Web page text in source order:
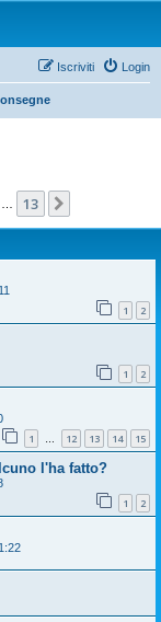
Login
Iscriviti
13
1 2
1 2
1 … 12 13 14 15
l'ha fatto?
1 2